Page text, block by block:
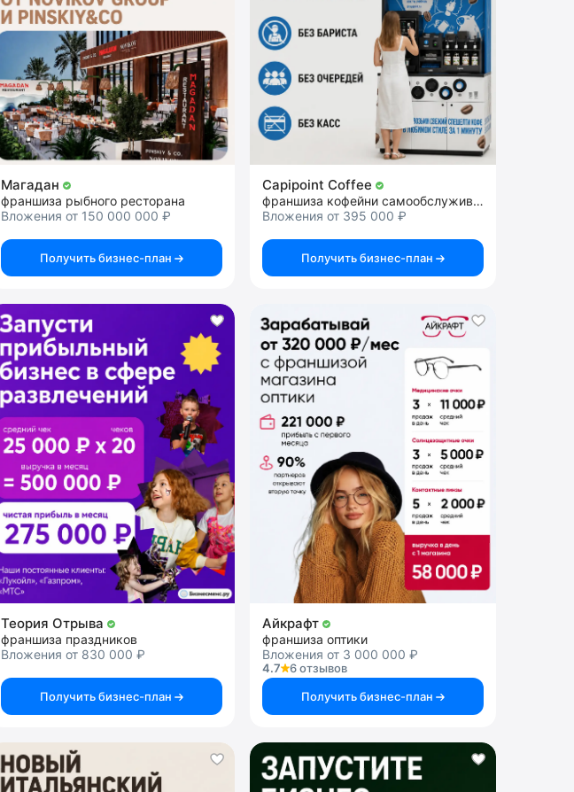
Магадан
франшиза рыбного ресторана
Вложения от 150 000 000 ₽
Получить бизнес-план
Capipoint Coffee
франшиза кофейни самообслуживания
Вложения от 395 000 ₽
Получить бизнес-план
Теория Отрыва
франшиза праздников
Вложения от 830 000 ₽
Получить бизнес-план
Айкрафт
франшиза оптики
Вложения от 3 000 000 ₽
4.7
6 отзывов
Получить бизнес-план